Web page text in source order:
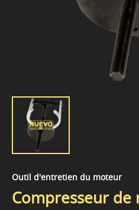
Outil d'entretien du moteur
Compresseur de